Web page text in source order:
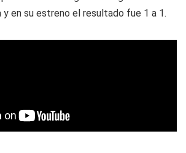
y en su estreno el resultado fue 1 a 1.